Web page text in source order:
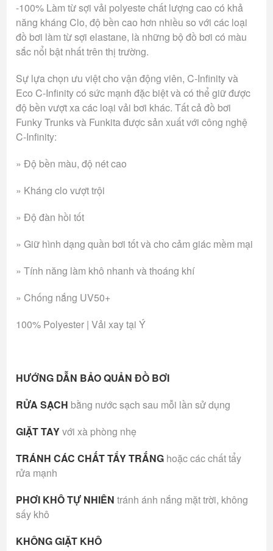
-100% Làm từ sợi vải polyeste chất lượng cao có khả
năng kháng Clo, độ bền cao hơn nhiều so với các loại
đồ bơi làm từ sợi elastane, là những bộ đồ bơi có màu
sắc nổi bật nhất trên thị trường.
Sự lựa chọn ưu việt cho vận động viên, C-Infinity và
Eco C-Infinity có sức mạnh đặc biệt và có thể giữ được
độ bền vượt xa các loại vải bơi khác. Tất cả đồ bơi
Funky Trunks và Funkita được sản xuất với công nghệ
C-Infinity:
» Độ bền màu, độ nét cao
» Kháng clo vượt trội
» Độ đàn hồi tốt
» Giữ hình dạng quần bơi tốt và cho cảm giác mềm mại
» Tính năng làm khô nhanh và thoáng khí
» Chống nắng UV50+
100% Polyester | Vải xay tại Ý
HƯỚNG DẪN BẢO QUẢN ĐỒ BƠI
RỬA SẠCH bằng nước sạch sau mỗi lần sử dụng
GIẶT TAYvới xà phòng nhẹ
TRÁNH CÁC CHẤT TẨY TRẮNG hoặc các chất tẩy
rửa mạnh
PHƠI KHÔ TỰ NHIÊN tránh ánh nắng mặt trời, không
sấy khô
KHÔNG GIẶT KHÔ